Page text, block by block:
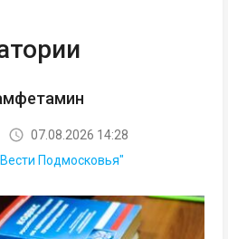
07.08.2026 14:28
Подмосковья"